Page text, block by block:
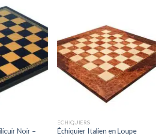
Noir –
ECHIQUIERS
Échiquier Italien en Loupe